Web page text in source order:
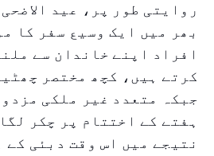
روایتی طور پر، عید
بھر میں ایک وسیع سفر کا
افراد اپنے خاندان سے
کرتے ہیں، کچھ مختصر
جبکہ متعدد غیر ملکی
ہفتے کے اختتام پر چکر
نتیجے میں اس وقت دبئی کے